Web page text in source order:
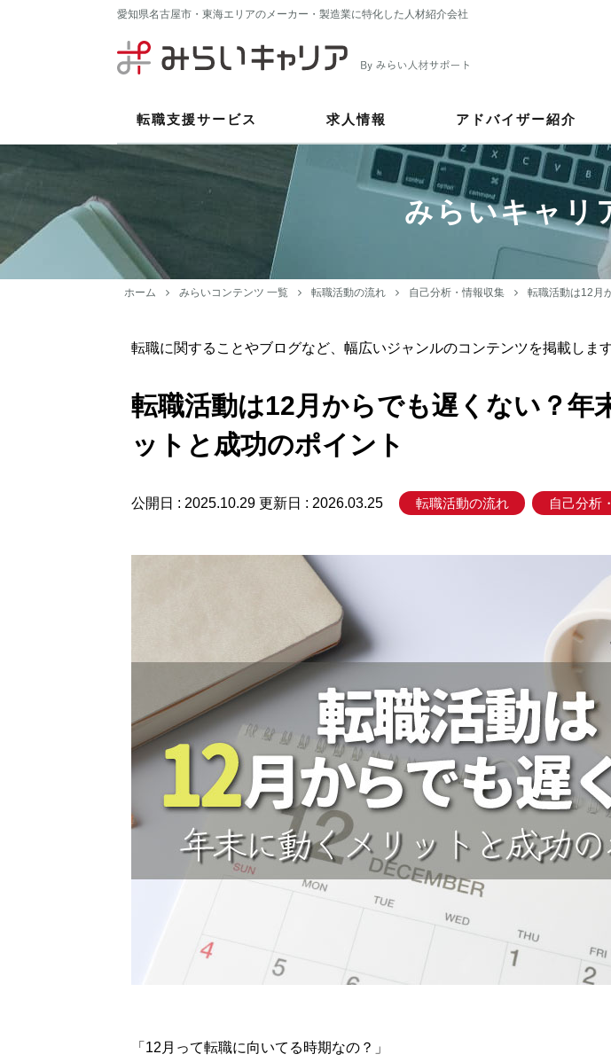
愛知県名古屋市・東海エリアのメーカー・製造業に特化した人材紹介会社
転職支援サービス 求人情報 アドバイザー紹介
みらいキャリ
ホーム みらいコンテンツ 一覧 転職活動の流れ 自己分析・情報収集 転職活動は12月
転職に関することやブログなど、幅広いジャンルのコンテンツを掲載します
転職活動は12月からでも遅くない？年
ットと成功のポイント
公開日 : 2025.10.29 更新日 : 2026.03.25 転職活動の流れ 自己分析
「12月って転職に向いてる時期なの？」